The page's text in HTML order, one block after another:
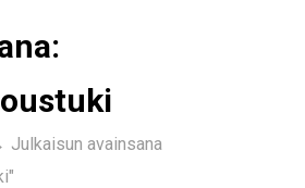
Julkaisun avainsana